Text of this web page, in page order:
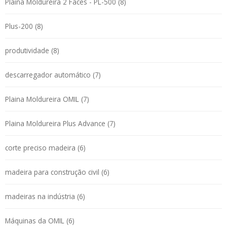
Plus-200 (8)
produtividade (8)
descarregador automático (7)
Plaina Moldureira OMIL (7)
Plaina Moldureira Plus Advance (7)
corte preciso madeira (6)
madeira para construção civil (6)
madeiras na indústria (6)
Máquinas da OMIL (6)